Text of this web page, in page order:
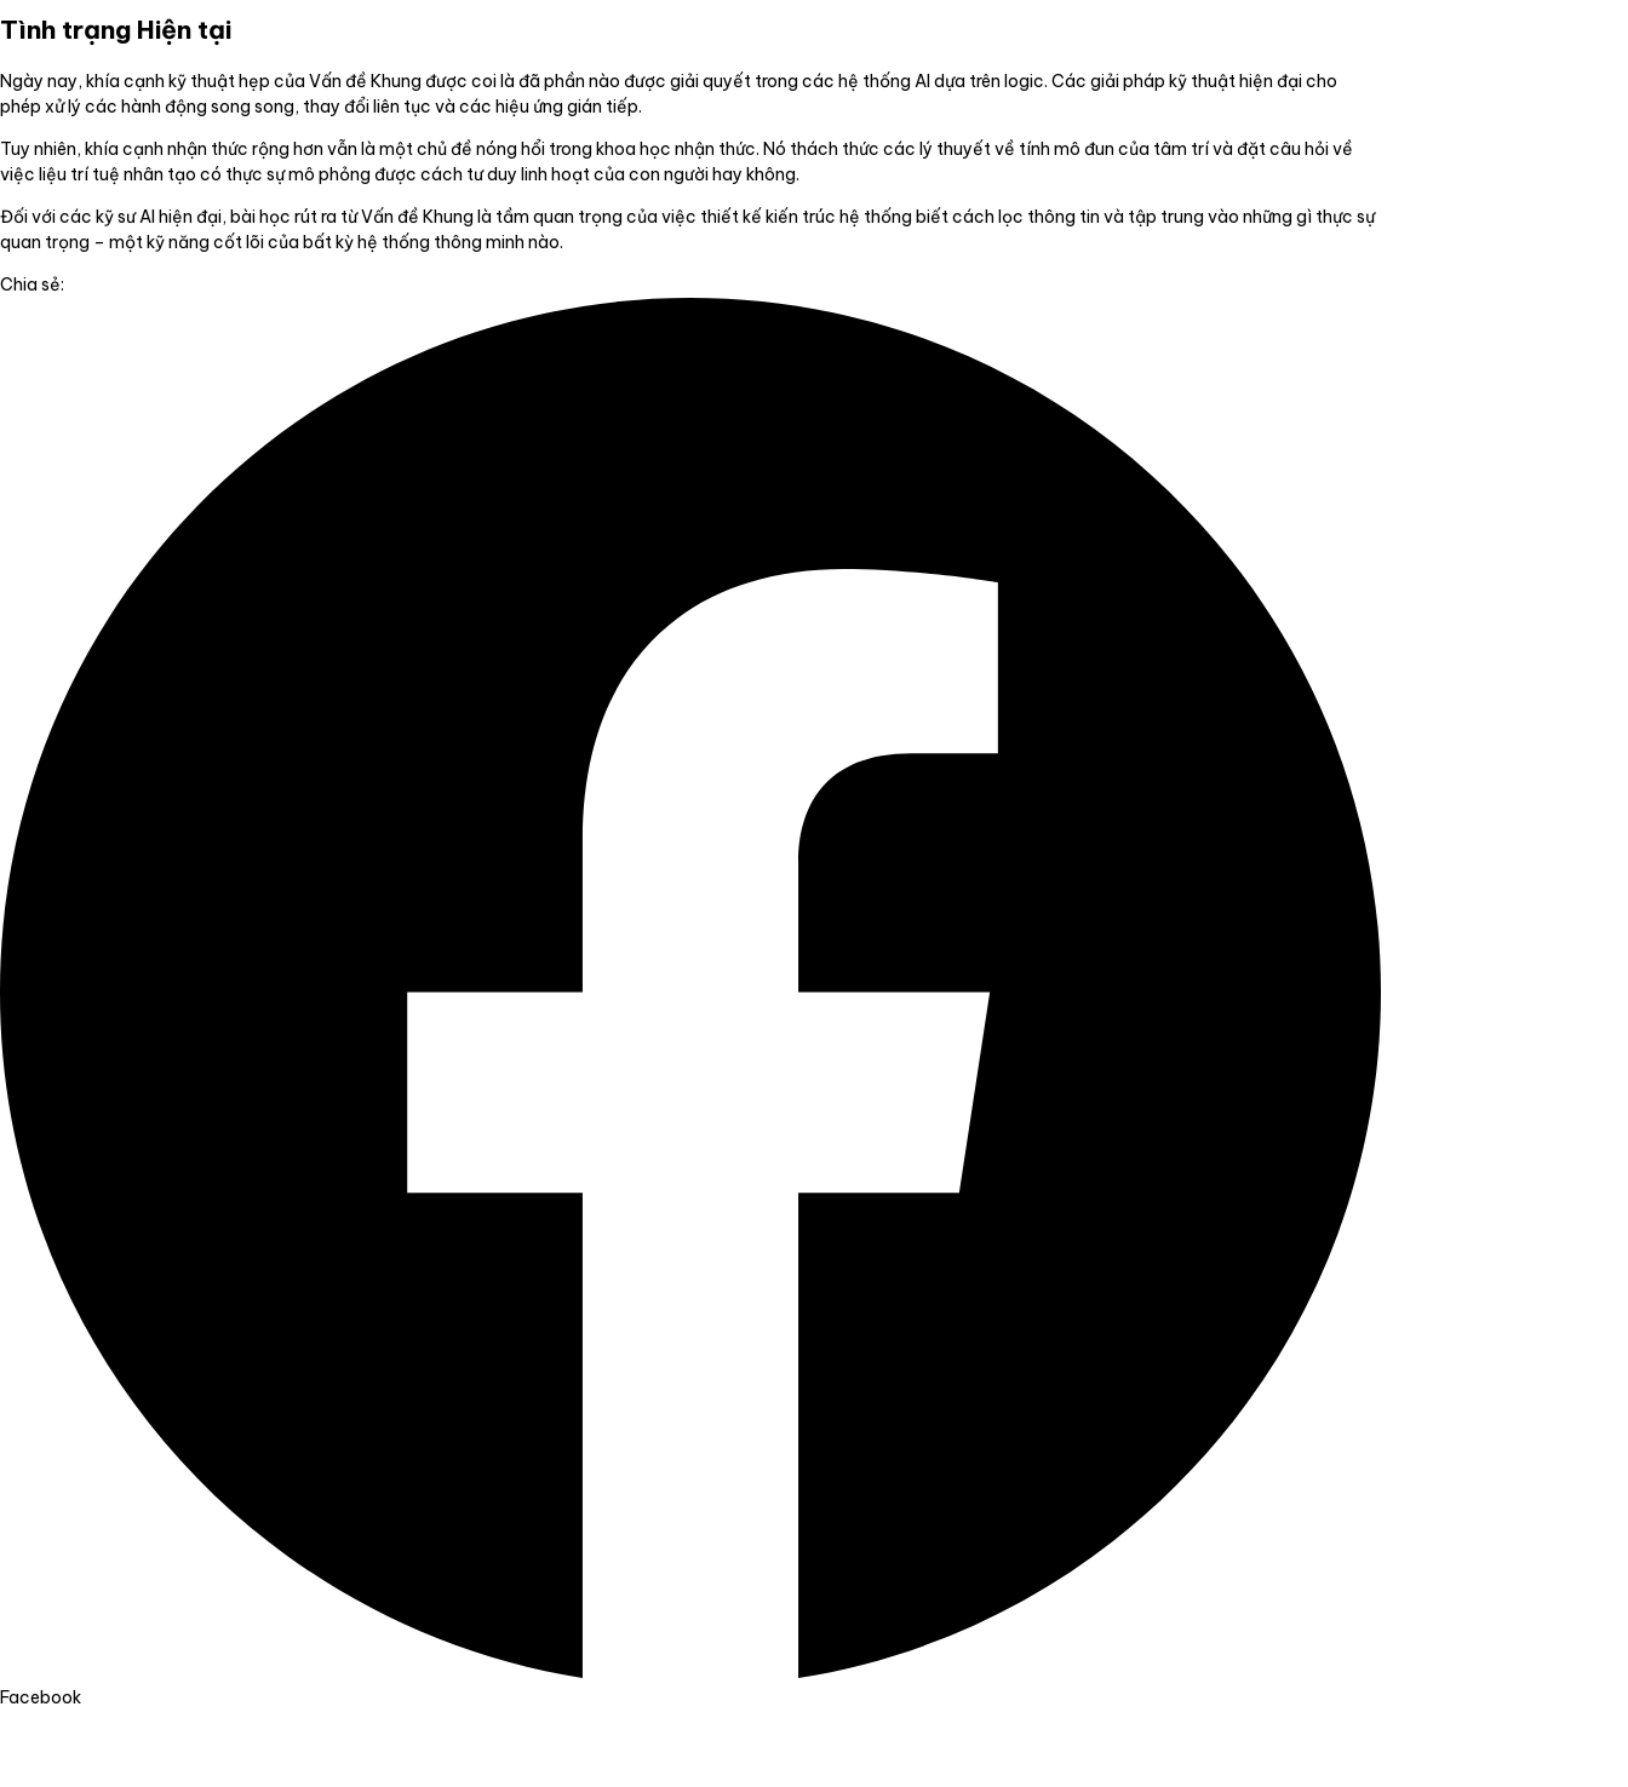
Tình trạng Hiện tại
Ngày nay, khía cạnh kỹ thuật hẹp của Vấn đề Khung được coi là đã phần nào được giải quyết trong các hệ thống AI dựa trên logic. Các giải pháp kỹ thuật hiện đại cho
phép xử lý các hành động song song, thay đổi liên tục và các hiệu ứng gián tiếp.
Tuy nhiên, khía cạnh nhận thức rộng hơn vẫn là một chủ đề nóng hổi trong khoa học nhận thức. Nó thách thức các lý thuyết về tính mô đun của tâm trí và đặt câu hỏi về
việc liệu trí tuệ nhân tạo có thực sự mô phỏng được cách tư duy linh hoạt của con người hay không.
Đối với các kỹ sư AI hiện đại, bài học rút ra từ Vấn đề Khung là tầm quan trọng của việc thiết kế kiến trúc hệ thống biết cách lọc thông tin và tập trung vào những gì thực sự
quan trọng – một kỹ năng cốt lõi của bất kỳ hệ thống thông minh nào.
Chia sẻ:
Facebook